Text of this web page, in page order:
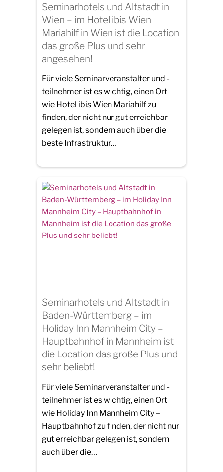
Seminarhotels und Altstadt in
Wien – im Hotel ibis Wien
Mariahilf in Wien ist die Location
das große Plus und sehr
angesehen!
Für viele Seminarveranstalter und -
teilnehmer ist es wichtig, einen Ort
wie Hotel ibis Wien Mariahilf zu
finden, der nicht nur gut erreichbar
gelegen ist, sondern auch über die
beste Infrastruktur…
Seminarhotels und Altstadt in
Baden-Württemberg – im
Holiday Inn Mannheim City –
Hauptbahnhof in Mannheim ist
die Location das große Plus und
sehr beliebt!
Für viele Seminarveranstalter und -
teilnehmer ist es wichtig, einen Ort
wie Holiday Inn Mannheim City –
Hauptbahnhof zu finden, der nicht nur
gut erreichbar gelegen ist, sondern
auch über die…